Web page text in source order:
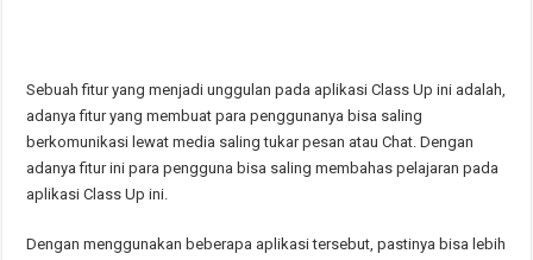
Sebuah fitur yang menjadi unggulan pada aplikasi Class Up ini adalah,
adanya fitur yang membuat para penggunanya bisa saling
berkomunikasi lewat media saling tukar pesan atau Chat. Dengan
adanya fitur ini para pengguna bisa saling membahas pelajaran pada
aplikasi Class Up ini.
Dengan menggunakan beberapa aplikasi tersebut, pastinya bisa lebih